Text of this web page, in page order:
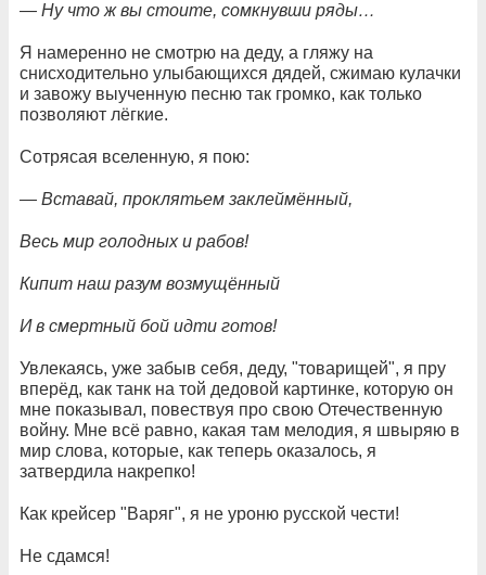
— Ну что ж вы стоите, сомкнувши ряды…
Я намеренно не смотрю на деду, а гляжу на
снисходительно улыбающихся дядей, сжимаю кулачки
и завожу выученную песню так громко, как только
позволяют лёгкие.
Сотрясая вселенную, я пою:
— Вставай, проклятьем заклеймённый,
Весь мир голодных и рабов!
Кипит наш разум возмущённый
И в смертный бой идти готов!
Увлекаясь, уже забыв себя, деду, "товарищей", я пру
вперёд, как танк на той дедовой картинке, которую он
мне показывал, повествуя про свою Отечественную
войну. Мне всё равно, какая там мелодия, я швыряю в
мир слова, которые, как теперь оказалось, я
затвердила накрепко!
Как крейсер "Варяг", я не уроню русской чести!
Не сдамся!